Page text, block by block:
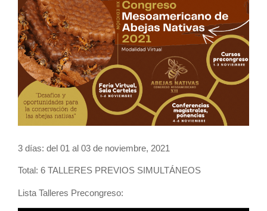
3 días: del 01 al 03 de noviembre, 2021
Total: 6 TALLERES PREVIOS SIMULTÁNEOS
Lista Talleres Precongreso: